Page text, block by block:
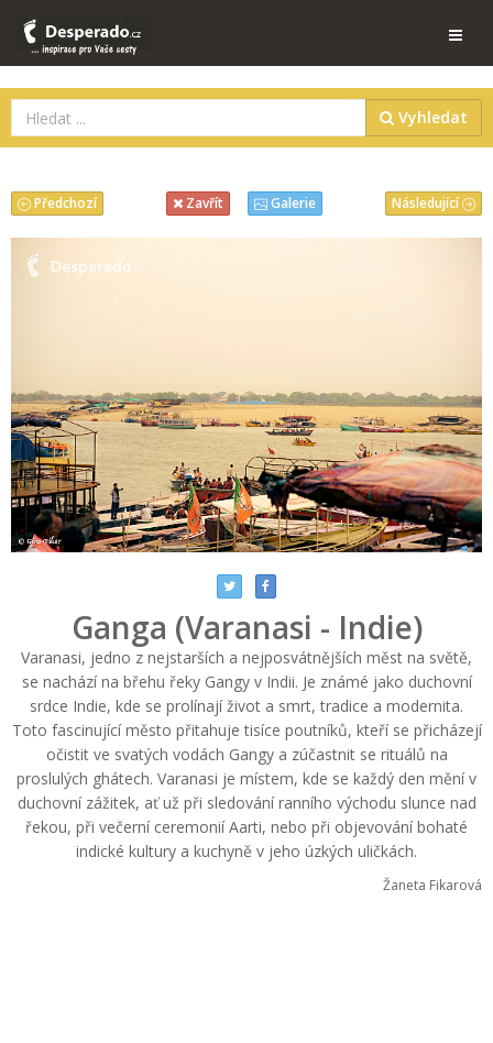
Vyhledat
Následující
Předchozí Zavřít Galerie
Ganga (Varanasi - Indie)
Varanasi, jedno z nejstarších a nejposvátnějších měst na světě,
se nachází na břehu řeky Gangy v Indii. Je známé jako duchovní
srdce Indie, kde se prolínají život a smrt, tradice a modernita.
Toto fascinující město přitahuje tisíce poutníků, kteří se přicházejí
očistit ve svatých vodách Gangy a zúčastnit se rituálů na
proslulých ghátech. Varanasi je místem, kde se každý den mění v
duchovní zážitek, ať už při sledování ranního východu slunce nad
řekou, při večerní ceremonií Aarti, nebo při objevování bohaté
indické kultury a kuchyně v jeho úzkých uličkách.
Žaneta Fikarová